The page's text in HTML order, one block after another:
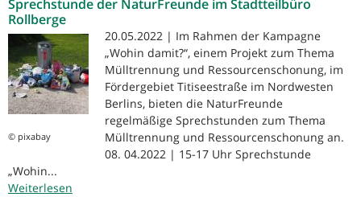
Floh-
Tauschmarkt
am
World
Clean
Up
Sprechstunde der NaturFreunde im Stadtteilbüro
Rollberge
© pixabay
20.05.2022 | Im Rahmen der Kampagne
„Wohin damit?“, einem Projekt zum Thema
Mülltrennung und Ressourcenschonung, im
Fördergebiet Titiseestraße im Nordwesten
Berlins, bieten die NaturFreunde
regelmäßige Sprechstunden zum Thema
Mülltrennung und Ressourcenschonung an.
08. 04.2022 | 15-17 Uhr Sprechstunde
„Wohin...
Weiterlesen